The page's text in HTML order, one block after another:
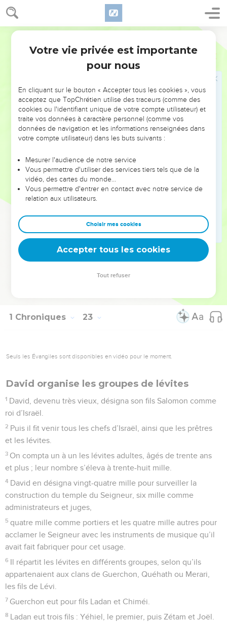
1 Chroniques 22
fer. J’ai aussi préparé du bois et des pierres. Tu pourras en
ajouter encore.
Tu auras à ton service des ouvriers, artisans spécialisés
dans le travail de la pierre et du bois, ou experts en tout
autre ouvrage.
Tu disposes d’une quantité inépuisable d’or, d’argent, de
Seigneur soit avec toi. »
Ensuite David ordonna à tous les chefs d’Israël de venir en
aide à son fils Salomon :
« Le Seigneur votre Dieu n’est-il pas avec vous ? leur dit-il.
a livré les anciens habitants du pays à mon pouvoir. Les voici
maintenant soumis au Seigneur et à son peuple.
Alors appliquez-vous de tout votre cœur et de tout votre
être à connaître la volonté du Seigneur votre Dieu. Mettez-
vous à l’ouvrage et construisez le sanctuaire du Seigneur
Dieu ; vous pourrez ainsi déposer le coffre de l’alliance du
Seigneur et les objets consacrés à Dieu dans le temple que
vous aurez construit en son honneur. »
© Société biblique française – Bibli’O, 1997, avec autorisation. Pour vous procurer
1 Chroniques 23
Seuls les Évangiles sont disponibles en vidéo pour le moment.
David organise les groupes de lévites
1 David, devenu très vieux, désigna son fils Salomon comme
roi d’Israël.
2 Puis il fit venir tous les chefs d’Israël, ainsi que les prêtres
et les lévites.
3 On compta un à un les lévites adultes, âgés de trente ans
et plus ; leur nombre s’éleva à trente-huit mille.
4 David en désigna vingt-quatre mille pour surveiller la
construction du temple du Seigneur, six mille comme
administrateurs et juges,
5 quatre mille comme portiers et les quatre mille autres pour
acclamer le Seigneur avec les instruments de musique qu’il
avait fait fabriquer pour cet usage.
6 Il répartit les lévites en différents groupes, selon qu’ils
appartenaient aux clans de Guerchon, Quéhath ou Merari,
les fils de Lévi.
7 Guerchon eut pour fils Ladan et Chiméi.
8 Ladan eut trois fils : Yéhiel, le premier, puis Zétam et Joël.
Votre vie privée est importante
pour nous
En cliquant sur le bouton « Accepter tous les cookies », vous
acceptez que TopChrétien utilise des traceurs (comme des
cookies ou l'identifiant unique de votre compte utilisateur) et
traite vos données à caractère personnel (comme vos
données de navigation et les informations renseignées dans
votre compte utilisateur) dans les buts suivants :
Mesurer l'audience de notre service
Vous permettre d'utiliser des services tiers tels que de la
vidéo, des cartes du monde…
Vous permettre d'entrer en contact avec notre service de
relation aux utilisateurs.
Choisir mes cookies
Accepter tous les cookies
Tout refuser